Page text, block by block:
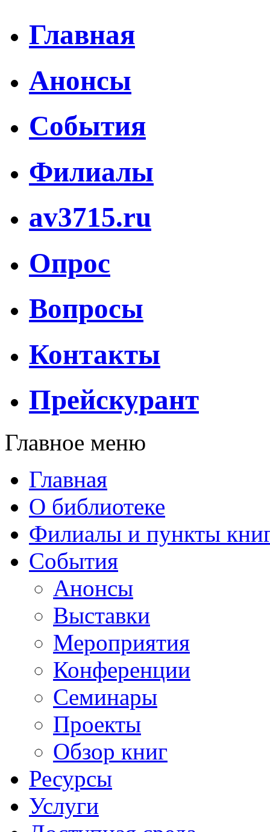
Главная
Анонсы
События
Филиалы
av3715.ru
Опрос
Вопросы
Контакты
Прейскурант
Главное меню
Главная
О библиотеке
Филиалы и пункты
События
Анонсы
Выставки
Мероприятия
Конференции
Семинары
Проекты
Обзор книг
Ресурсы
Услуги